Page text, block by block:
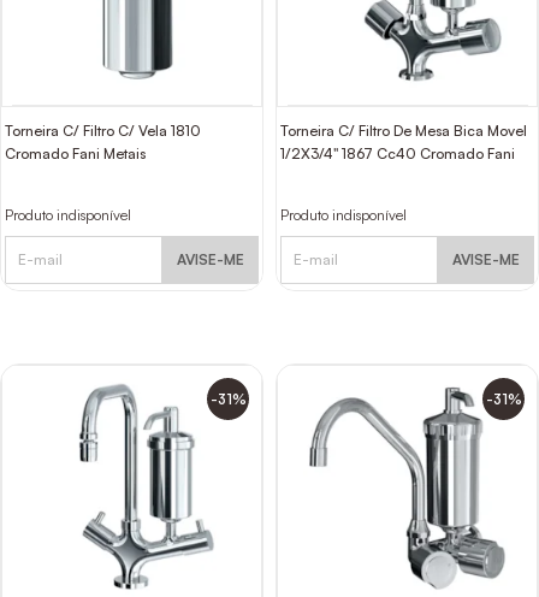
Torneira C/ Filtro C/ Vela 1810
Cromado Fani Metais
Produto indisponível
AVISE-ME
Torneira C/ Filtro De Mesa Bica Movel
1/2X3/4" 1867 Cc40 Cromado Fani
Produto indisponível
AVISE-ME
-31% -31%